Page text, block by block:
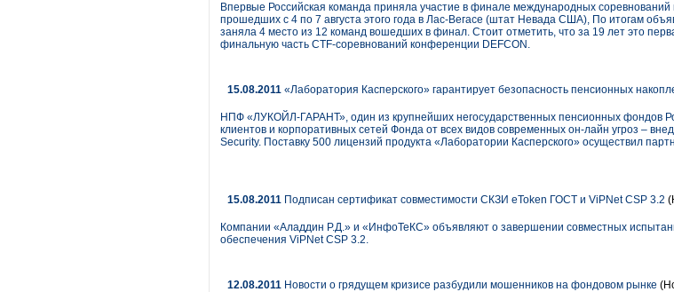
Впервые Российская команда приняла участие в финале международных
прошедших с 4 по 7 августа этого года в Лас-Вегасе (штат Невада США), По итогам
заняла 4 место из 12 команд вошедших в финал. Стоит отметить, что за 19 лет это
финальную часть CTF-соревнований конференции DEFCON.
15.08.2011 «Лаборатория Касперского» гарантирует безопасность пенсионных
НПФ «ЛУКОЙЛ-ГАРАНТ», один из крупнейших негосударственных пенсионных фондов
клиентов и корпоративных сетей Фонда от всех видов современных он-лайн угроз –
Security. Поставку 500 лицензий продукта «Лаборатории Касперского» осуществил
15.08.2011 Подписан сертификат совместимости СКЗИ eToken ГОСТ и ViPNet CSP 3.2
Компании «Аладдин Р.Д.» и «ИнфоТеКС» объявляют о завершении совместных
обеспечения ViPNet CSP 3.2.
12.08.2011 Новости о грядущем кризисе разбудили мошенников на фондовом рынке